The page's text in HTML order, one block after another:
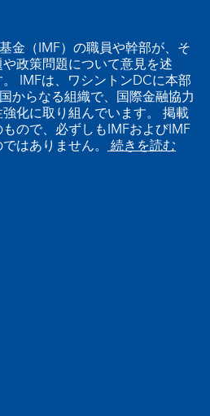
金（IMF）の職員や幹部が、そ
政策問題について意見を述
IMFは、ワシントンDCに本部
からなる組織で、国際金融協力
化に取り組んでいます。 掲載
ので、必ずしもIMFおよびIMF
はありません。 続きを読む